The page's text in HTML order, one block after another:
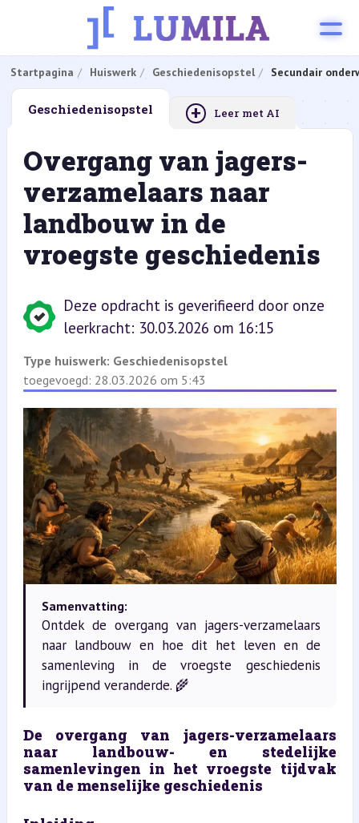
Startpagina Huiswerk Geschiedenisopstel Secundair
Geschiedenisopstel + Leer met AI
Overgang van jagers-
verzamelaars naar
landbouw in de
vroegste geschiedenis
Deze opdracht is geverifieerd door onze
leerkracht: 30.03.2026 om 16:15
Type huiswerk: Geschiedenisopstel
toegevoegd: 28.03.2026 om 5:43
Samenvatting:
Ontdek de overgang van jagers-verzamelaars
naar landbouw en hoe dit het leven en de
samenleving in de vroegste geschiedenis
ingrijpend veranderde. 🌾
De overgang van jagers-verzamelaars
naar landbouw- en stedelijke
samenlevingen in het vroegste tijdvak
van de menselijke geschiedenis